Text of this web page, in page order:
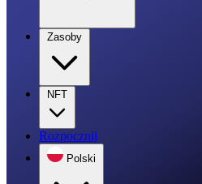
Zasoby
NFT
Rozpocznij
Polski